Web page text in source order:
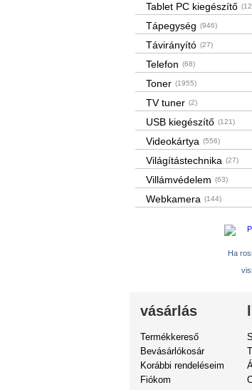
Tablet PC kiegészítő
Tápegység (946)
Távirányító (27)
Telefon (68)
Toner (1955)
TV tuner (2)
USB kiegészítő (121)
Videokártya (556)
Világítástechnika (27)
Villámvédelem (63)
Webkamera (144)
Ha
vásárlás
Termékkereső
Bevásárlókosár
Korábbi rendeléseim
Fiókom